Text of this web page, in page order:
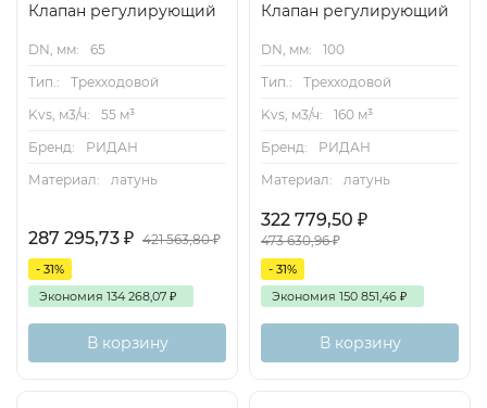
Клапан регулирующий
DN, мм:
65
Тип.:
Трехходовой
Kvs, м3/ч:
55 м³
Бренд:
РИДАН
Материал:
латунь
287 295,73 ₽ 421 563,80₽
- 31%
Экономия 134 268,07 ₽
В корзину
Клапан регулирующий
DN, мм:
100
Тип.:
Трехходовой
Kvs, м3/ч:
160 м³
Бренд:
РИДАН
Материал:
латунь
322 779,50 ₽
473 630,96₽
- 31%
Экономия 150 851,46 ₽
В корзину